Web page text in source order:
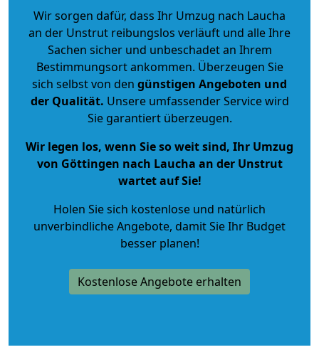
Wir sorgen dafür, dass Ihr Umzug nach Laucha
an der Unstrut reibungslos verläuft und alle Ihre
Sachen sicher und unbeschadet an Ihrem
Bestimmungsort ankommen. Überzeugen Sie
sich selbst von den günstigen Angeboten und
der Qualität. Unsere umfassender Service wird
Sie garantiert überzeugen.
Wir legen los, wenn Sie so weit sind, Ihr Umzug
von Göttingen nach Laucha an der Unstrut
wartet auf Sie!
Holen Sie sich kostenlose und natürlich
unverbindliche Angebote, damit Sie Ihr Budget
besser planen!
Kostenlose Angebote erhalten